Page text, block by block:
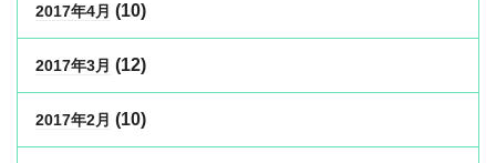
2017年4月 (10)
2017年3月 (12)
2017年2月 (10)